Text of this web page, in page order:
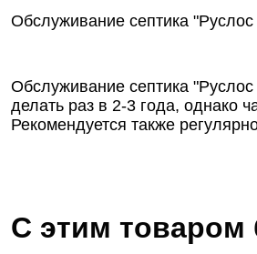
Обслуживание септика
Обслуживание септика
делать раз в 2-3 года, однако
Рекомендуется также
С этим товаром